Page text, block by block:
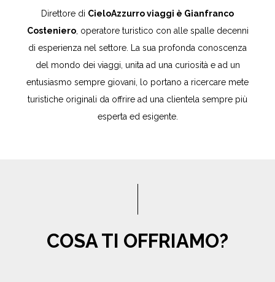
Direttore di CieloAzzurro viaggi è Gianfranco
Costeniero, operatore turistico con alle spalle decenni
di esperienza nel settore. La sua profonda conoscenza
del mondo dei viaggi, unita ad una curiosità e ad un
entusiasmo sempre giovani, lo portano a ricercare mete
turistiche originali da offrire ad una clientela sempre più
esperta ed esigente.
COSA TI OFFRIAMO?